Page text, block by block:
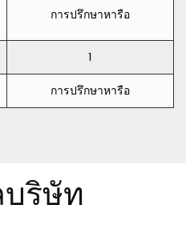
การปรึกษาหารือ
1
การปรึกษาหารือ
ริษัท